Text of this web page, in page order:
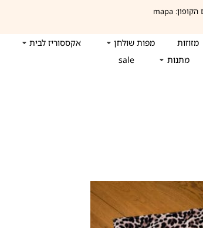
מזוזות מפות שולחן
אקססוריז לבית
מתנות sale